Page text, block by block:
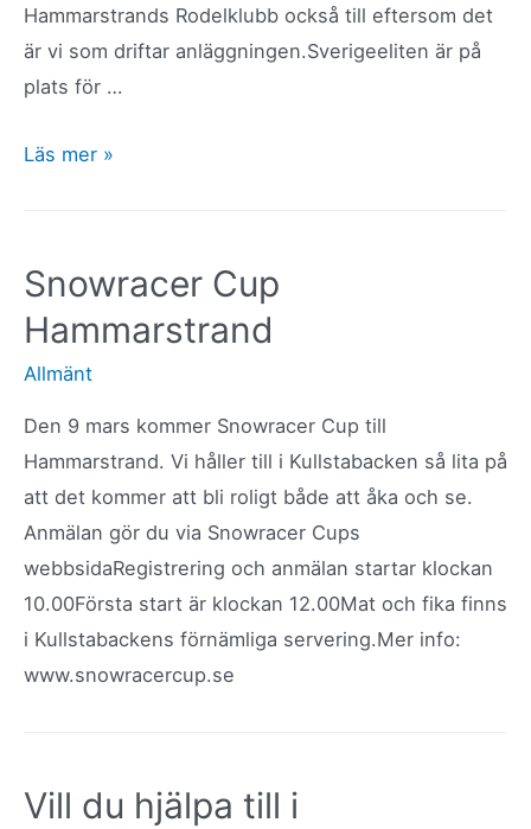
Hammarstrands Rodelklubb också till eftersom det
är vi som driftar anläggningen.Sverigeeliten är på
plats för …
SM
Läs mer »
Snowracer Cup
Hammarstrand
Allmänt
Den 9 mars kommer Snowracer Cup till
Hammarstrand. Vi håller till i Kullstabacken så lita på
att det kommer att bli roligt både att åka och se.
Anmälan gör du via Snowracer Cups
webbsidaRegistrering och anmälan startar klockan
10.00Första start är klockan 12.00Mat och fika finns
i Kullstabackens förnämliga servering.Mer info:
www.snowracercup.se
Vill du hjälpa till i